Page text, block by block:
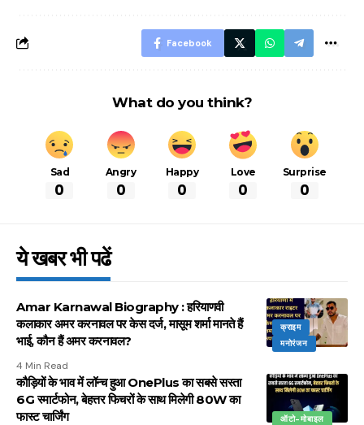
Facebook
What do you think?
Sad
0
Angry
0
Happy
0
Love
0
Surprise
0
ये खबर भी पढें
क्राइम
मनोरंजन
Amar Karnawal Biography : हरियाणवी
कलाकार अमर करनावल पर केस दर्ज, मासूम शर्मा मानते हैं
भाई, कौन हैं अमर करनावल?
4 Min Read
ऑटो-मोबाइल
कौड़ियों के भाव में लॉन्च हुआ OnePlus का सबसे सस्ता
6G स्मार्टफोन, बेहत्तर फिचरों के साथ मिलेगी 80W का
फास्ट चार्जिंग